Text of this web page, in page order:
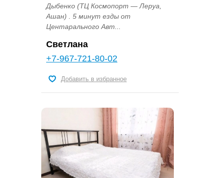
Дыбенко (ТЦ Космопорт — Леруа,
Ашан) . 5 минут езды от
Центарального Авт...
Светлана
+7-967-721-80-02
Добавить в избранное